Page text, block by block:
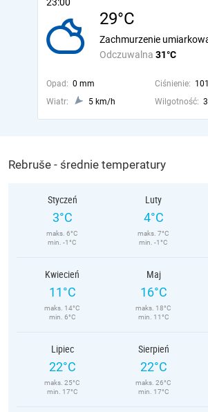
29°C
Odczuwalna 31°C
Zachmurzenie
Opad: 0 mm Ciśnienie:
Wiatr:
5 km/h Wilgotność:
Rebruše - średnie temperatury
Styczeń
3°C
maks. 6°C
min. -1°C
Luty
4°C
maks. 7°C
min. -1°C
Kwiecień
11°C
maks. 14°C
min. 6°C
Maj
16°C
maks. 18°C
min. 11°C
Lipiec
22°C
maks. 25°C
min. 17°C
Sierpień
22°C
maks. 26°C
min. 17°C